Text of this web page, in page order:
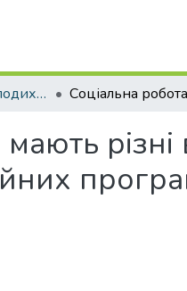
Наукові роботи молодих дослідників та кваліфікаційні роботи. Кафедра психіатрії, наркології, медичної психології та соціальної роботи
мають